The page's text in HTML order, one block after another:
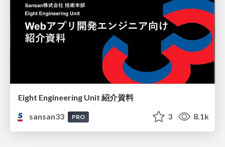
Eight Engineering Unit 紹介資料
sansan33
PRO 3 8.1k